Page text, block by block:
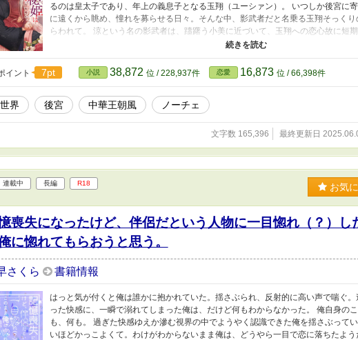
るのは皇太子であり、年上の義息子となる玉翔（ユーシァン）。 いつしか後宮に
に遠くから眺め、憧れを募らせる日々。そんな中、影武者だと名乗る玉翔そっく
らわれて。 涼という名の影武者は、躊躇う小美に近づいて、玉翔への恋心故に短
愛を囁いてくる。 似ているけど違う、だけど似ているから逆らえない。こんなこ
主人公・小美と、小美自身の出自を取り巻く色々を描いた、中華王朝風の後宮を舞
に実は他の異世界話と同じ世界観。 ・魔法とかある異世界の中での中華っぽい国が
ことはありません。 ・多分ハッピーエンド。 ・R18シーンがあるので、未成年の
イント 7pt 小説 38,872 位 / 228,937件 恋愛 16,873 位 / 66,398件
界 後宮 中華王朝風 ノーチェ
文字数 165,396 最終更新日
連載中 長編 R18 お気
喪失になったけど、伴侶だという人物に一目惚れ（？）し
に惚れてもらおうと思う。
さくら 書籍情報
はっと気が付くと俺は誰かに抱かれていた。揺さぶられ、反射的に高い声で喘ぐ
った快感に、一瞬で溺れてしまった俺は、だけど何もわからなかった。 俺自身の
も、何も。 過ぎた快感ゆえか滲む視界の中でようやく認識できた俺を揺さぶって
いほどかっこよくて。わけがわからないまま俺は、どうやら一目で恋に落ちたよ